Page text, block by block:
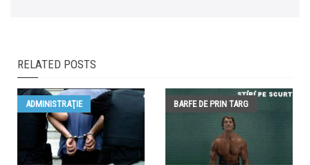
RELATED POSTS
ADMINISTRAŢIE BARFE DE PRIN TARG